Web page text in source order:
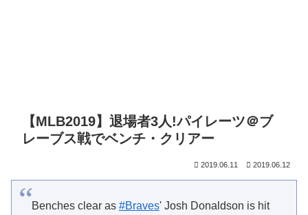
【MLB2019】退場者3人!パイレーツ＠ブ
レーブス戦でベンチ・クリアー
2019.06.11 2019.06.12
Benches clear as #Braves' Josh Donaldson is hit